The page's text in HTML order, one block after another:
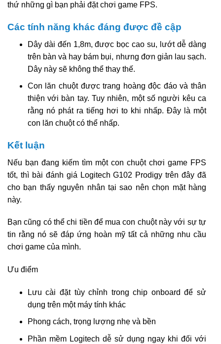
thứ những gì bạn phải đặt chơi game FPS.
Các tính năng khác đáng được đề cập
Dây dài đến 1,8m, được bọc cao su, lướt dễ dàng
trên bàn và hay bám bụi, nhưng đơn giản lau sạch.
Dây này sẽ không thể thay thế.
Con lăn chuột được trang hoàng độc đáo và thân
thiện với bàn tay. Tuy nhiên, một số người kêu ca
rằng nó phát ra tiếng hơi to khi nhấp. Đây là một
con lăn chuột có thể nhấp.
Kết luận
Nếu bạn đang kiếm tìm một con chuột chơi game FPS
tốt, thì bài đánh giá Logitech G102 Prodigy trên đây đã
cho bạn thấy nguyên nhân tại sao nên chọn mặt hàng
này.
Bạn cũng có thể chi tiền để mua con chuột này với sự tự
tin rằng nó sẽ đáp ứng hoàn mỹ tất cả những nhu cầu
chơi game của mình.
Ưu điểm
Lưu cài đặt tùy chỉnh trong chip onboard để sử
dụng trên một máy tính khác
Phong cách, trọng lượng nhẹ và bền
Phần mềm Logitech dễ sử dụng ngay khi đối với